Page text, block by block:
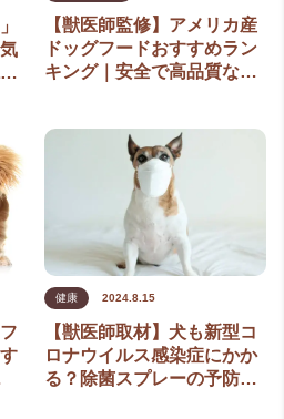
…
【獣医師監修】アメリカ産
ドッグフードおすすめラン
キング｜安全で高品質な…
健康 2024.8.15
【獣医師取材】犬も新型コ
ロナウイルス感染症にかか
る？除菌スプレーの予防…